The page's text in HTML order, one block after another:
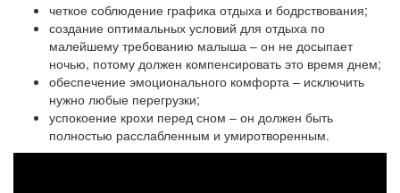
четкое соблюдение графика отдыха и бодрствования;
создание оптимальных условий для отдыха по
малейшему требованию малыша – он не досыпает
ночью, потому должен компенсировать это время днем;
обеспечение эмоционального комфорта – исключить
нужно любые перегрузки;
успокоение крохи перед сном – он должен быть
полностью расслабленным и умиротворенным.